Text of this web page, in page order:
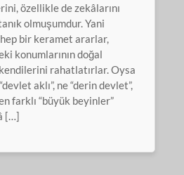
özellikle de zekâlarını
olmuşumdur. Yani
hep bir keramet ararlar,
konumlarının doğal
rahatlatırlar. Oysa
aklı”, ne “derin devlet”,
farklı “büyük beyinler”
[…]